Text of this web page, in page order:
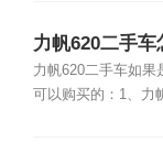
力帆620二手车
力帆620二手车如果
可以购买的：1、力